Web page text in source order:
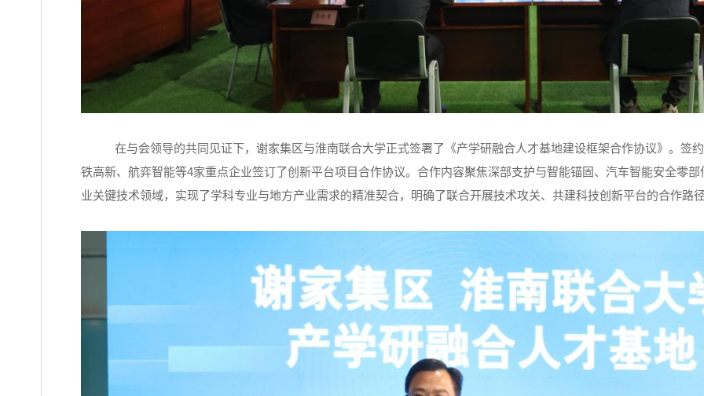
在与会领导的共同见证下，谢家集区与淮南联合大学正式签署了《产学研融合人才基地建设框架合作协议》。签
铁高新、航弈智能等4家重点企业签订了创新平台项目合作协议。合作内容聚焦深部支护与智能锚固、汽车智能安全零
业关键技术领域，实现了学科专业与地方产业需求的精准契合，明确了联合开展技术攻关、共建科技创新平台的合作路